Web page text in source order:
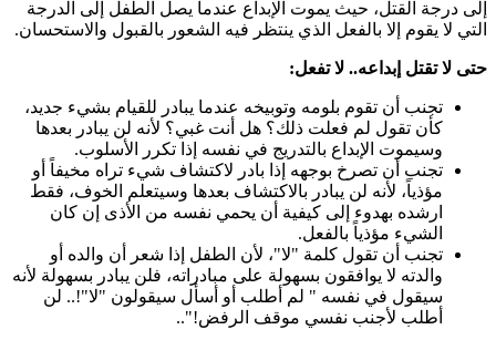
إلى درجة القتل، حيث يموت الإبداع عندما يصل الطفل إلى الدرجة
التي لا يقوم إلا بالفعل الذي ينتظر فيه الشعور بالقبول والاستحسان.
حتى لا تقتل إبداعه.. لا تفعل:
تجنب أن تقوم بلومه وتوبيخه عندما يبادر للقيام بشيء جديد،
كأن تقول لم فعلت ذلك؟ هل أنت غبي؟ لأنه لن يبادر بعدها
وسيموت الإبداع بالتدريج في نفسه إذا تكرر الأسلوب.
تجنب أن تصرخ بوجهه إذا بادر لاكتشاف شيء تراه مخيفاً أو
مؤذياً، لأنه لن يبادر بالاكتشاف بعدها وسيتعلم الخوف، فقط
ارشده بهدوء إلى كيفية أن يحمي نفسه من الأذى إن كان
الشيء مؤذياً بالفعل.
تجنب أن تقول كلمة "لا"، لأن الطفل إذا شعر أن والده أو
والدته لا يوافقون بسهولة على مبادراته، فلن يبادر بسهولة لأنه
سيقول في نفسه " لم أطلب أو أسأل سيقولون "لا"!.. لن
أطلب لأجنب نفسي موقف الرفض!"..